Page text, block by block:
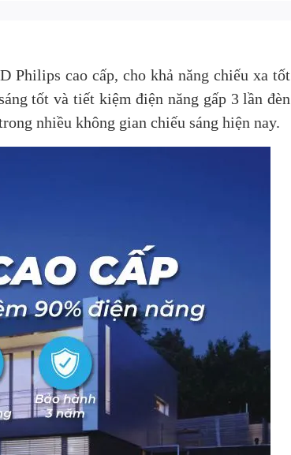
Philips cao cấp, cho khả năng chiếu xa tốt
tốt và tiết kiệm điện năng gấp 3 lần đèn
nhiều không gian chiếu sáng hiện nay.